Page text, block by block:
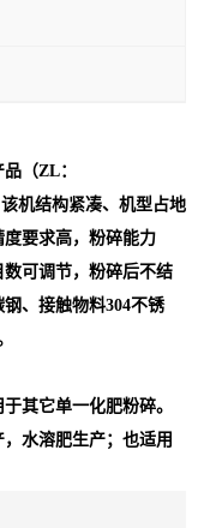
（ZL：
机结构紧凑、机型占地
要求高，粉碎能力
可调节，粉碎后不结
、接触物料304不锈
其它单一化肥粉碎。
水溶肥生产；也适用